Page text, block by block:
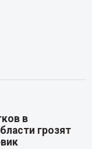
в
грозят